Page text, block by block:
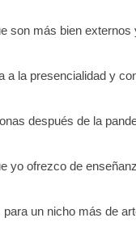
son más bien externos
a la presencialidad y
después de la
yo ofrezco de
un nicho más de